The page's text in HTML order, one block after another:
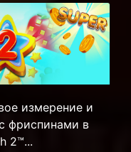
измерение и
фриспинами в
2™...